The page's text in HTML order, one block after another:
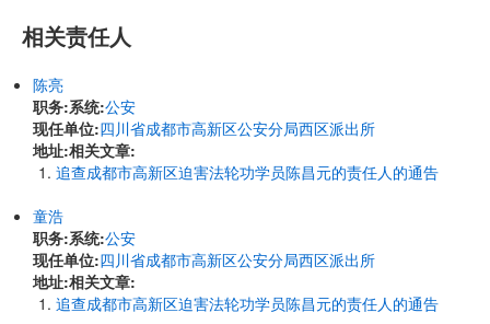
相关责任人
陈亮
职务:系统:公安
现任单位:四川省成都市高新区公安分局西区派出所
地址:相关文章:
追查成都市高新区迫害法轮功学员陈昌元的责任人的通告
童浩
职务:系统:公安
现任单位:四川省成都市高新区公安分局西区派出所
地址:相关文章:
追查成都市高新区迫害法轮功学员陈昌元的责任人的通告